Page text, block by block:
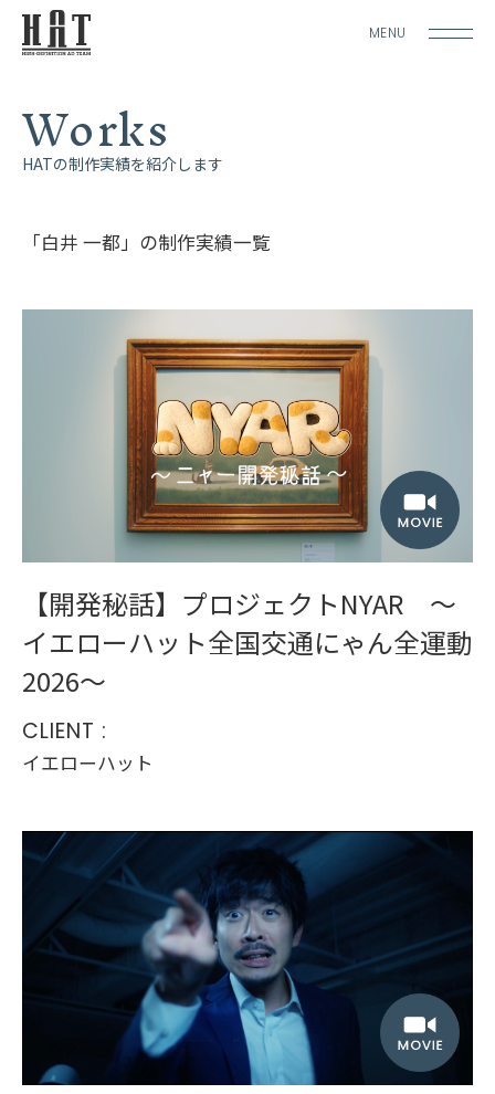
MENU
Works
HATの制作実績を紹介します
「白井 一都」の制作実績一覧
【開発秘話】プロジェクトNYAR 〜
イエローハット全国交通にゃん全運動
2026〜
CLIENT :
イエローハット